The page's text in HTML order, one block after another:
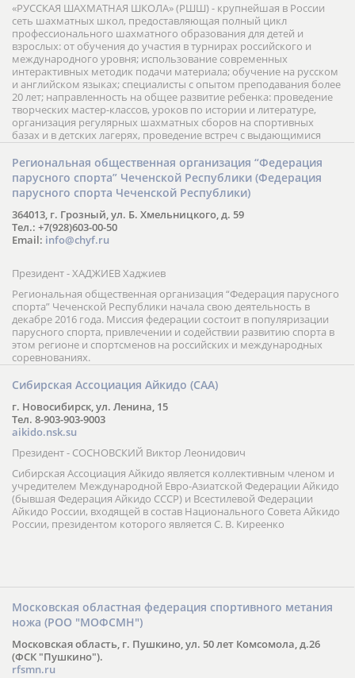
«РУССКАЯ ШАХМАТНАЯ ШКОЛА» (РШШ) - крупнейшая в России
сеть шахматных школ, предоставляющая полный цикл
профессионального шахматного образования для детей и
взрослых: от обучения до участия в турнирах российского и
международного уровня; использование современных
интерактивных методик подачи материала; обучение на русском
и английском языках; специалисты с опытом преподавания более
20 лет; направленность на общее развитие ребенка: проведение
творческих мастер-классов, уроков по истории и литературе,
организация регулярных шахматных сборов на спортивных
базах и в детских лагерях, проведение встреч с выдающимися
шахматистами; корпоративное обучение; онлайн обучение в
форме вебинаров и индивидуальных занятий, круглые столы
российских и международных тренеров, организация фестивалей;
онлайн трансляция мероприятий и турниров.
Региональная общественная организация “Федерация
парусного спорта” Чеченской Республики (Федерация
парусного спорта Чеченской Республики)
364013, г. Грозный, ул. Б. Хмельницкого, д. 59
Тел.: +7(928)603-00-50
Email: info@chyf.ru
Президент - ХАДЖИЕВ Хаджиев
Региональная общественная организация “Федерация парусного
спорта” Чеченской Республики начала свою деятельность в
декабре 2016 года. Миссия федерации состоит в популяризации
парусного спорта, привлечении и содействии развитию спорта в
этом регионе и спортсменов на российских и международных
соревнованиях.
Сибирская Ассоциация Айкидо (САА)
г. Новосибирск, ул. Ленина, 15
Тел. 8-903-903-9003
aikido.nsk.su
Президент - СОСНОВСКИЙ Виктор Леонидович
Сибирская Ассоциация Айкидо является коллективным членом и
учредителем Международной Евро-Азиатской Федерации Айкидо
(бывшая Федерация Айкидо СССР) и Всестилевой Федерации
Айкидо России, входящей в состав Национального Совета Айкидо
России, президентом которого является С. В. Киреенко
Московская областная федерация спортивного метания
ножа (РОО "МОФСМН")
Московская область, г. Пушкино, ул. 50 лет Комсомола, д.26
(ФСК "Пушкино").
rfsmn.ru